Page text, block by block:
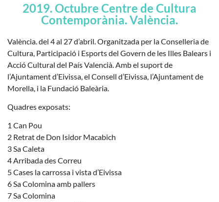
2019. Octubre Centre de Cultura
Contemporània. València.
València. del 4 al 27 d’abril. Organitzada per la Conselleria de
Cultura, Participació i Esports del Govern de les Illes Balears i
Acció Cultural del País Valencià. Amb el suport de
l’Ajuntament d’Eivissa, el Consell d’Eivissa, l’Ajuntament de
Morella, i la Fundació Baleària.
Quadres exposats:
1 Can Pou
2 Retrat de Don Isidor Macabich
3 Sa Caleta
4 Arribada des Correu
5 Cases la carrossa i vista d’Eivissa
6 Sa Colomina amb pallers
7 Sa Colomina